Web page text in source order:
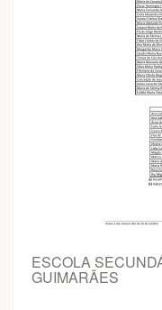
ESCOLA
GUIMARÃES